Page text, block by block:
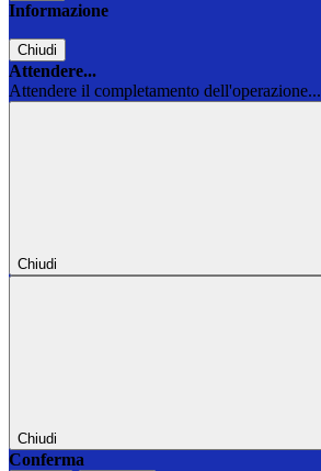
Informazione
Chiudi
Attendere...
Attendere il completamento dell'operazione...
Chiudi
Chiudi
Conferma